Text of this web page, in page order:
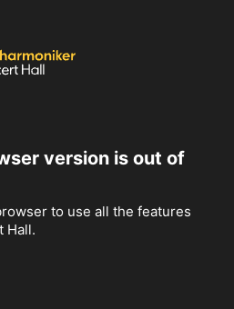
version is out of
to use all the features
Hall.